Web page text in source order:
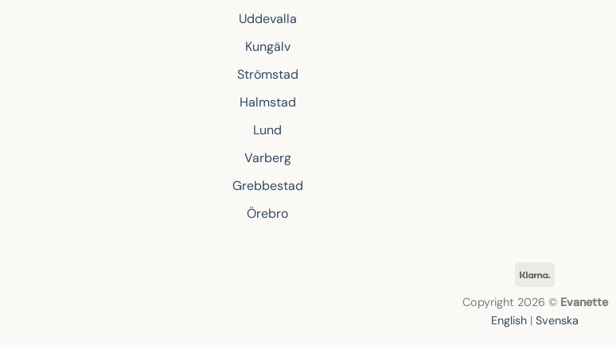
Uddevalla
Kungälv
Strömstad
Halmstad
Lund
Varberg
Grebbestad
Örebro
Copyright 2026 © Evanette
English | Svenska